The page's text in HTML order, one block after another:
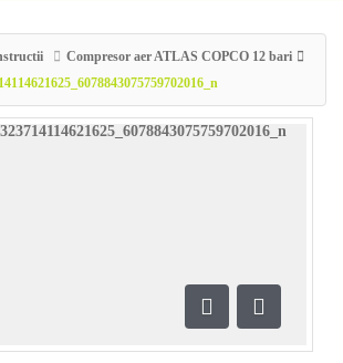
Compresor aer ATLAS COPCO 12 bari
Anterioară